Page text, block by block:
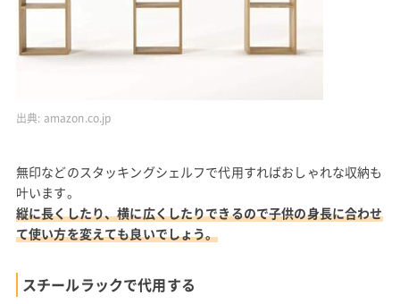
出典: amazon.co.jp
無印などのスタッキングシェルフで代用すればおしゃれな収納も
叶います。
縦に長くしたり、横に広くしたりできるので子供の身長に合わせ
て使い方を変えても良いでしょう。
スチールラックで代用する